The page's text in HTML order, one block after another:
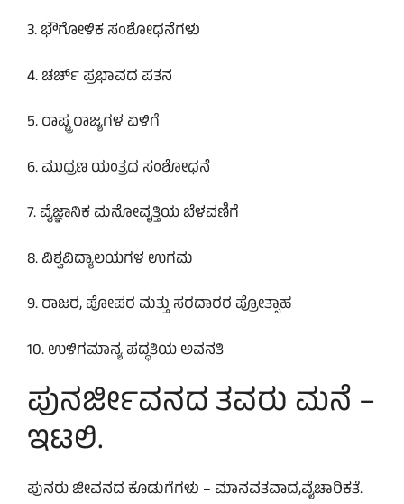
3. ಭೌಗೋಳಿಕ ಸಂಶೋಧನೆಗಳು
4. ಚರ್ಚ್ ಪ್ರಭಾವದ ಪತನ
5. ರಾಷ್ಟ್ರ ರಾಜ್ಯಗಳ ಏಳಿಗೆ
6. ಮುದ್ರಣ ಯಂತ್ರದ ಸಂಶೋಧನೆ
7. ವೈಜ್ಞಾನಿಕ ಮನೋವೃತ್ತಿಯ ಬೆಳವಣಿಗೆ
8. ವಿಶ್ವವಿದ್ಯಾಲಯಗಳ ಉಗಮ
9. ರಾಜರ, ಪೋಪರ ಮತ್ತು ಸರದಾರರ ಪ್ರೋತ್ಸಾಹ
10. ಉಳಿಗಮಾನ್ಯ ಪದ್ಧತಿಯ ಅವನತಿ
ಪುನರ್ಜೀವನದ ತವರು ಮನೆ –
ಇಟಲಿ.
ಪುನರು ಜೀವನದ ಕೊಡುಗೆಗಳು – ಮಾನವತವಾದ,ವೈಚಾರಿಕತೆ.